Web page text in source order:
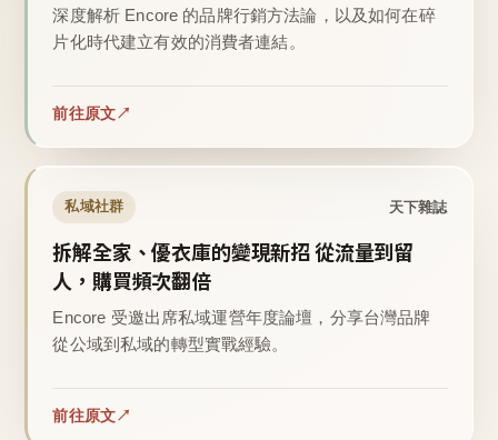
深度解析 Encore 的品牌行銷方法論，以及如何在碎
片化時代建立有效的消費者連結。
前往原文
私域社群 天下雜誌
拆解全家、優衣庫的變現新招 從流量到留
人，購買頻次翻倍
Encore 受邀出席私域運營年度論壇，分享台灣品牌
從公域到私域的轉型實戰經驗。
前往原文